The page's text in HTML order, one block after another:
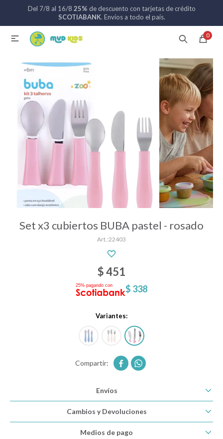
Del 7/8 al 16/8 25% de descuento con tarjetas de crédito
SCOTIABANK. Envíos a todo el país.
0

Set x3 cubiertos BUBA pastel - rosado
22403
$451
$ 338
Variantes:
 
Envíos
Cambios y Devoluciones
Medios de pago
MI CUENTA
Catálogo Nuevos ingresos
Coches de bebé
Sillas de auto
Baño
Alimentación
Paseo y seguridad
Bolsos y mochilas maternales